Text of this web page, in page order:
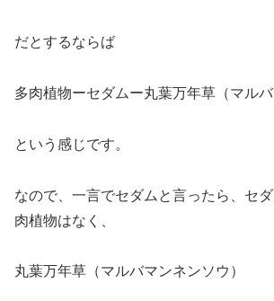
だとするならば
多肉植物ーセダムー丸葉万年草（マルバ
という感じです。
なので、一言でセダムと言ったら、セ
肉植物はなく、
丸葉万年草（マルバマンネンソウ）